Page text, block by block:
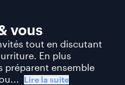
vous
tout en discutant
En plus
préparent ensemble
Lire la suite